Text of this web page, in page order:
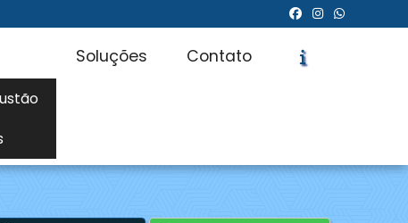
Soluções Contato